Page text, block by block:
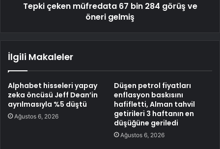
Tepki çeken müfredata 67 bin 284 görüş ve
öneri gelmiş
İlgili Makaleler
Alphabet hisseleri yapay
zeka öncüsü Jeff Dean’in
ayrılmasıyla %5 düştü
Ağustos 6, 2026
Düşen petrol fiyatları
enflasyon baskısını
hafifletti, Alman tahvil
getirileri 3 haftanın en
düşüğüne geriledi
Ağustos 6, 2026